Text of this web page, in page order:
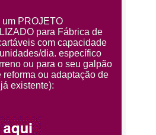
um PROJETO
para Fábrica de
com capacidade
dia. específico
ou para o seu galpão
reforma ou adaptação de
existente):